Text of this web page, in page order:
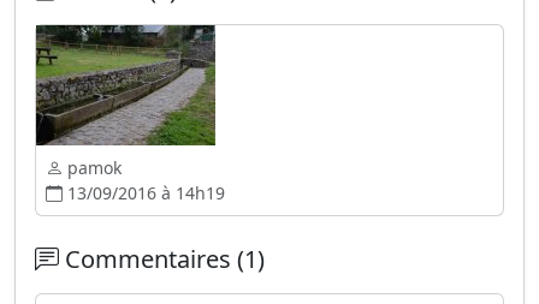
pamok
13/09/2016 à 14h19
Commentaires (1)